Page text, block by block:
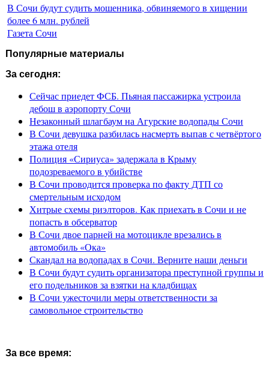
В Сочи будут судить мошенника, обвиняемого в хищении
более 6 млн. рублей
Газета Сочи
Популярные материалы
За сегодня:
Сейчас приедет ФСБ. Пьяная пассажирка устроила
дебош в аэропорту Сочи
Незаконный шлагбаум на Агурские водопады Сочи
В Сочи девушка разбилась насмерть выпав с четвёртого
этажа отеля
Полиция «Сириуса» задержала в Крыму
подозреваемого в убийстве
В Сочи проводится проверка по факту ДТП со
смертельным исходом
Хитрые схемы риэлторов. Как приехать в Сочи и не
попасть в обсерватор
В Сочи двое парней на мотоцикле врезались в
автомобиль «Ока»
Скандал на водопадах в Сочи. Верните наши деньги
В Сочи будут судить организатора преступной группы и
его подельников за взятки на кладбищах
В Сочи ужесточили меры ответственности за
самовольное строительство
За все время: